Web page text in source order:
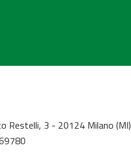
Restelli, 3 - 20124 Milano (MI)